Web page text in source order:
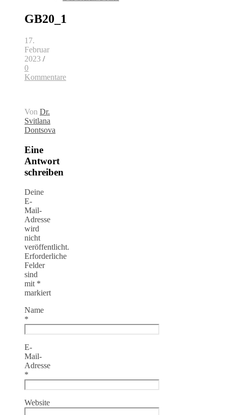
GB20_1
17.
Februar
2023 /
0
Kommentare
Von Dr.
Svitlana
Dontsova
Eine
Antwort
schreiben
Deine
E-
Mail-
Adresse
wird
nicht
veröffentlicht.
Erforderliche
Felder
sind
mit *
markiert
Name
*
E-
Mail-
Adresse
*
Website